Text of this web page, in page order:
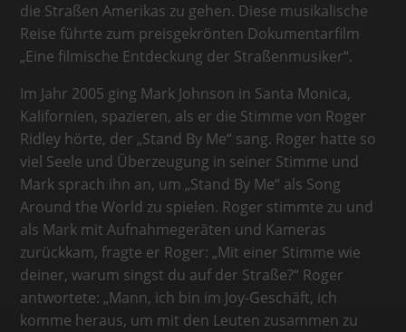
die Straßen Amerikas zu gehen. Diese musikalische
Reise führte zum preisgekrönten Dokumentarfilm
„Eine filmische Entdeckung der Straßenmusiker“.
Im Jahr 2005 ging Mark Johnson in Santa Monica,
Kalifornien, spazieren, als er die Stimme von Roger
Ridley hörte, der „Stand By Me“ sang. Roger hatte so
viel Seele und Überzeugung in seiner Stimme und
Mark sprach ihn an, um „Stand By Me“ als Song
Around the World zu spielen. Roger stimmte zu und
als Mark mit Aufnahmegeräten und Kameras
zurückkam, fragte er Roger: „Mit einer Stimme wie
deiner, warum singst du auf der Straße?“ Roger
antwortete: „Mann, ich bin im Joy-Geschäft, ich
komme heraus, um mit den Leuten zusammen zu